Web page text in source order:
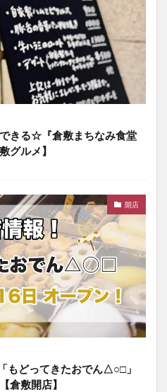
きる☆『倉敷まちなみ食堂
グルメ】
開店
もどってきたおでん△○□」
倉敷開店】